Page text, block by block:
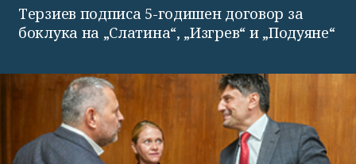
Терзиев подписа 5-годишен договор за
боклука на „Слатина“, „Изгрев“ и „Подуяне“